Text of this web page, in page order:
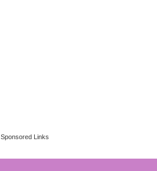
Sponsored Links